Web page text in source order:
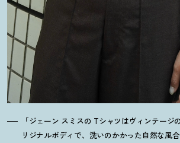
「ジェーン スミスの Tシャツはヴィンテージ
リジナルボディで、洗いのかかった自然な風